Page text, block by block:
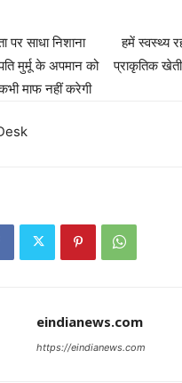
पर साधा निशाना
मुर्मू के अपमान को
माफ नहीं करेगी
हमें स्वस्थ्य
प्राकृतिक
eindianews.com
https://eindianews.com